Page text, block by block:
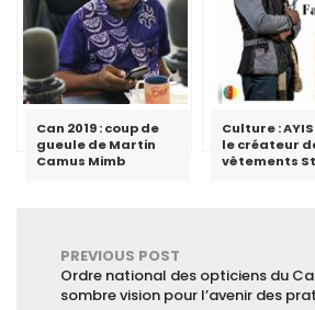
Can 2019 : coup de
gueule de Martin
Camus Mimb
Culture :
le créateur
vêtements
PREVIOUS POST
Ordre national des opticiens du
sombre vision pour l’avenir des